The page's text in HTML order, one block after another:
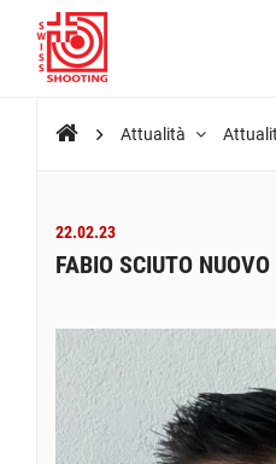
Attualità
22.02.23
FABIO SCIUTO